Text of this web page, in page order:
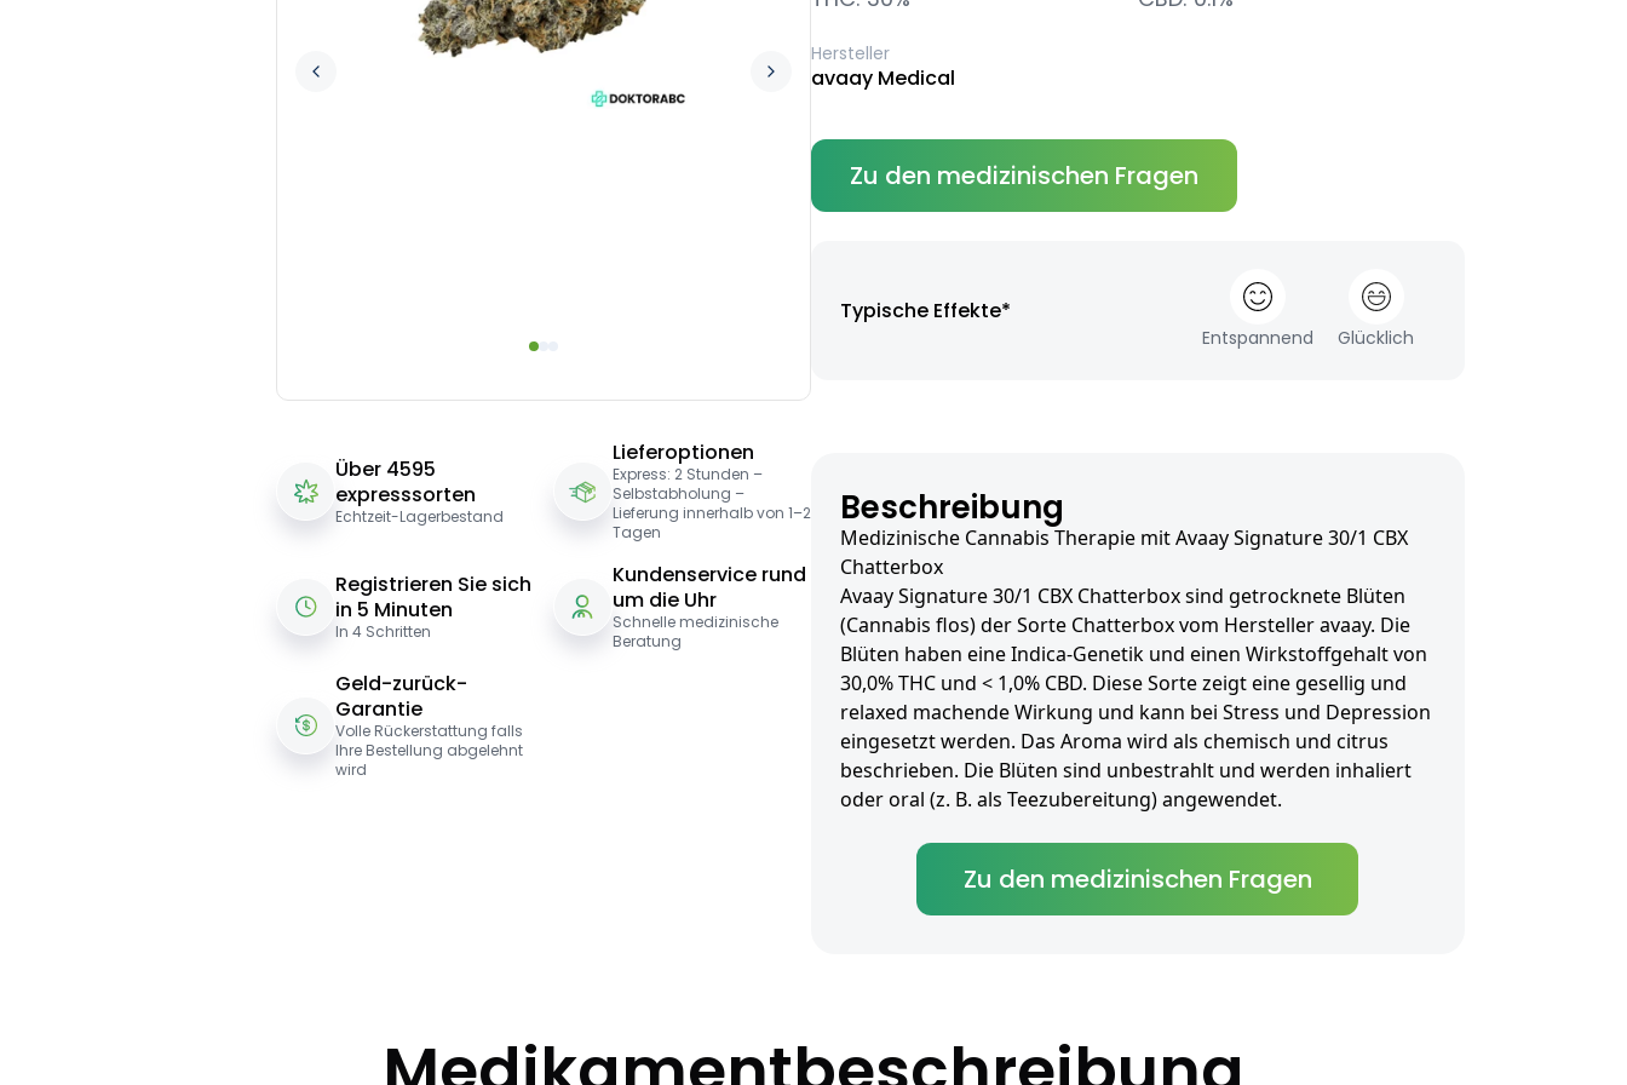
Über 4595
expresssorten
Echtzeit-Lagerbestand
Lieferoptionen
Express: 2 Stunden –
Selbstabholung –
Lieferung innerhalb von 1–2
Tagen
Registrieren Sie sich
in 5 Minuten
In 4 Schritten
Kundenservice rund
um die Uhr
Schnelle medizinische
Beratung
Geld-zurück-
Garantie
Volle Rückerstattung falls
Ihre Bestellung abgelehnt
wird
Hersteller
avaay Medical
Zu den medizinischen Fragen
Typische Effekte*
Entspannend Glücklich
Beschreibung
Medizinische Cannabis Therapie mit Avaay Signature 30/1 CBX
Chatterbox
Avaay Signature 30/1 CBX Chatterbox sind getrocknete Blüten
(Cannabis flos) der Sorte Chatterbox vom Hersteller avaay. Die
Blüten haben eine Indica-Genetik und einen Wirkstoffgehalt von
30,0% THC und < 1,0% CBD. Diese Sorte zeigt eine gesellig und
relaxed machende Wirkung und kann bei Stress und Depression
eingesetzt werden. Das Aroma wird als chemisch und citrus
beschrieben. Die Blüten sind unbestrahlt und werden inhaliert
oder oral (z. B. als Teezubereitung) angewendet.
Zu den medizinischen Fragen